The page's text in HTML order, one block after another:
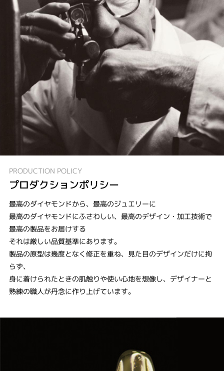
PRODUCTION POLICY
プロダクションポリシー
最高のダイヤモンドから、最高のジュエリーに
最高のダイヤモンドにふさわしい、最高のデザイン・加工技術で
最高の製品をお届けする
それは厳しい品質基準にあります。
製品の原型は幾度となく修正を重ね、見た目のデザインだけに拘
らず、
身に着けられたときの肌触りや使い心地を想像し、デザイナーと
熟練の職人が丹念に作り上げています。